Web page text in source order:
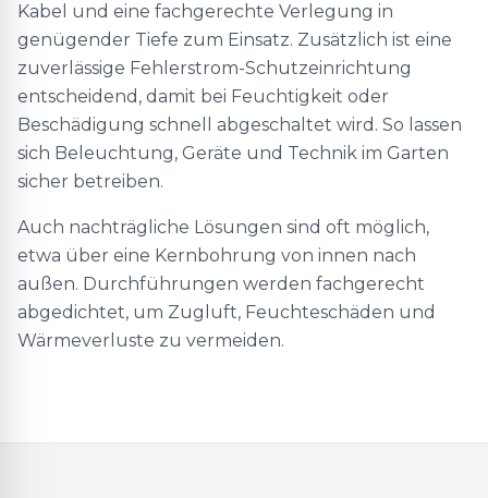
Kabel und eine fachgerechte Verlegung in
genügender Tiefe zum Einsatz. Zusätzlich ist eine
zuverlässige Fehlerstrom-Schutzeinrichtung
entscheidend, damit bei Feuchtigkeit oder
Beschädigung schnell abgeschaltet wird. So lassen
sich Beleuchtung, Geräte und Technik im Garten
sicher betreiben.
Auch nachträgliche Lösungen sind oft möglich,
etwa über eine Kernbohrung von innen nach
außen. Durchführungen werden fachgerecht
abgedichtet, um Zugluft, Feuchteschäden und
Wärmeverluste zu vermeiden.